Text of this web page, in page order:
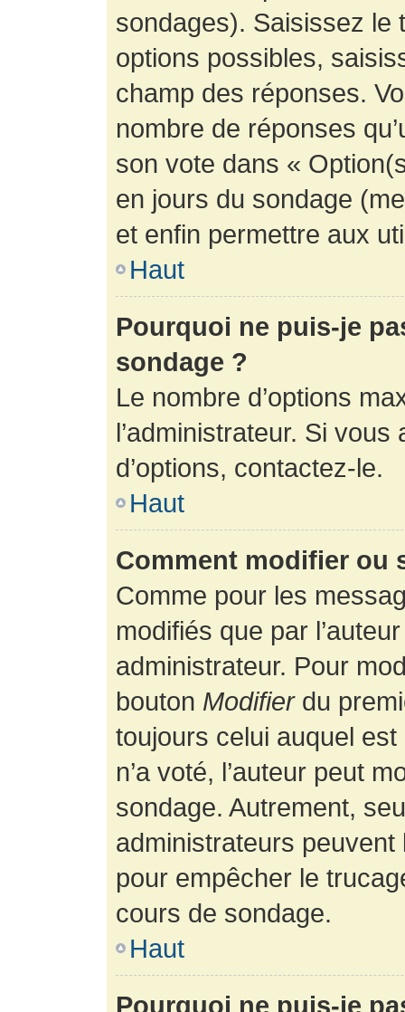
sondages). Saisissez le
options possibles,
champ des réponses.
nombre de réponses
son vote dans «
en jours du sondage
et enfin permettre aux
Haut
Pourquoi ne puis-je
sondage ?
Le nombre d’options
l’administrateur. Si
d’options, contactez-le.
Haut
Comment modifier ou
Comme pour les
modifiés que par
administrateur. Pour
bouton Modifierdu
toujours celui auquel
n’a voté, l’auteur peut
sondage. Autrement,
administrateurs
pour empêcher le
cours de sondage.
Haut
Pourquoi ne puis-je